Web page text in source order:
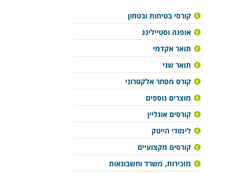
קורסי בטיחות ובטחון
אופנה וסטיילינג
תואר אקדמי
תואר שני
קורס מסחר אלקטרוני
מוצרים נוספים
קורסים אונליין
לימודי הייטק
קורסים מקצועיים
מזכירות, משרד וחשבונאות